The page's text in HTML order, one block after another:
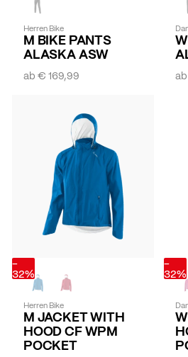
Herren Bike
M BIKE PANTS
ALASKA ASW
ab€ 169,99 ab
-
32%
Herren Bike
M JACKET WITH
HOOD CF WPM
POCKET
-
32%